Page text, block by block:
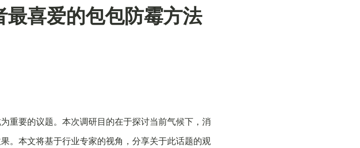
喜爱的包包防霉方法
重要的议题。本次调研目的在于探讨当前气候下，消
。本文将基于行业专家的视角，分享关于此话题的观